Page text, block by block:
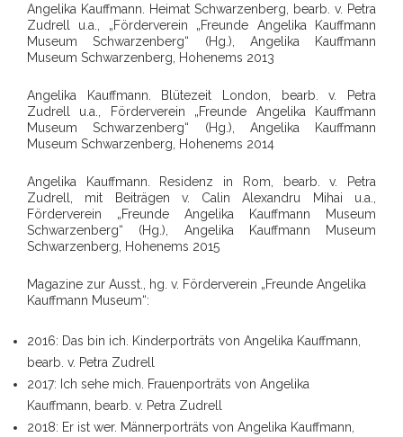
Angelika Kauffmann. Heimat Schwarzenberg, bearb. v. Petra
Zudrell u.a., „Förderverein „Freunde Angelika Kauffmann
Museum Schwarzenberg“ (Hg.), Angelika Kauffmann
Museum Schwarzenberg, Hohenems 2013
Angelika Kauffmann. Blütezeit London, bearb. v. Petra
Zudrell u.a., Förderverein „Freunde Angelika Kauffmann
Museum Schwarzenberg“ (Hg.), Angelika Kauffmann
Museum Schwarzenberg, Hohenems 2014
Angelika Kauffmann. Residenz in Rom, bearb. v. Petra
Zudrell, mit Beiträgen v. Calin Alexandru Mihai u.a.,
Förderverein „Freunde Angelika Kauffmann Museum
Schwarzenberg“ (Hg.), Angelika Kauffmann Museum
Schwarzenberg, Hohenems 2015
Magazine zur Ausst., hg. v. Förderverein „Freunde Angelika
Kauffmann Museum“:
2016: Das bin ich. Kinderporträts von Angelika Kauffmann,
bearb. v. Petra Zudrell
2017: Ich sehe mich. Frauenporträts von Angelika
Kauffmann, bearb. v. Petra Zudrell
2018: Er ist wer. Männerporträts von Angelika Kauffmann,